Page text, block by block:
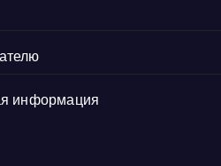
информация